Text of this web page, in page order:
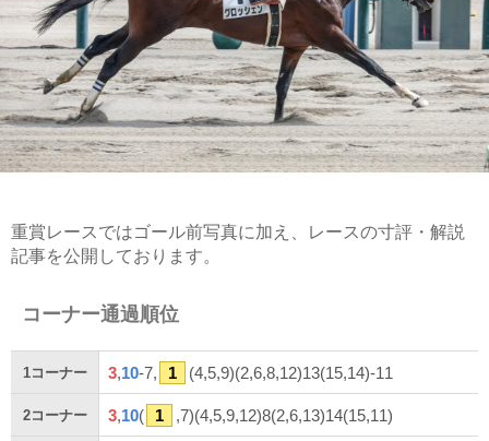
重賞レースではゴール前写真に加え、レースの寸評・解説
記事を公開しております。
コーナー通過順位
1コーナー 3,10-7, 1 (4,5,9)(2,6,8,12)13(15,14)-11
2コーナー 3,10( 1 ,7)(4,5,9,12)8(2,6,13)14(15,11)